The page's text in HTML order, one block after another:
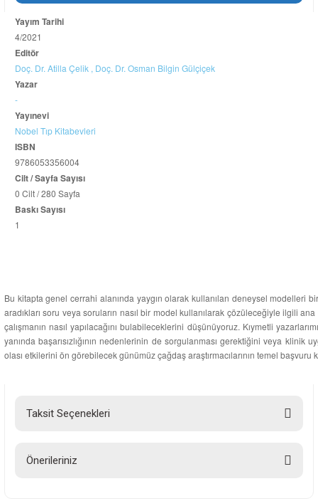
Yayım Tarihi
4/2021
Editör
Doç. Dr. Atilla Çelik , Doç. Dr. Osman Bilgin Gülçiçek
Yazar
-
Yayınevi
Nobel Tıp Kitabevleri
ISBN
9786053356004
Cilt / Sayfa Sayısı
0 Cilt / 280 Sayfa
Baskı Sayısı
1
Bu kitapta genel cerrahi alanında yaygın olarak kullanılan deneysel modelleri
aradıkları soru veya soruların nasıl bir model kullanılarak çözüleceğiyle ilgili
çalışmanın nasıl yapılacağını bulabileceklerini düşünüyoruz. Kıymetli
yanında başarısızlığının nedenlerinin de sorgulanması gerektiğini veya klinik
olası etkilerini ön görebilecek günümüz çağdaş araştırmacılarının temel
Taksit Seçenekleri
Önerileriniz